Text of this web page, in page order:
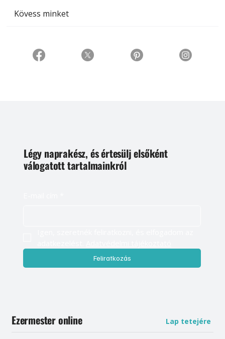
Kövess minket
Légy naprakész, és értesülj elsőként
válogatott tartalmainkról
Feliratkozás
Ezermester online Lap tetejére